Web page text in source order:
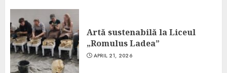
Artă sustenabilă la Liceul
„Romulus Ladea”
APRIL 21, 2026